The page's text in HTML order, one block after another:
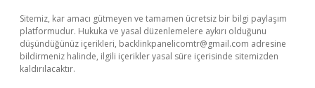
Sitemiz, kar amacı gütmeyen ve tamamen ücretsiz bir bilgi paylaşım
platformudur. Hukuka ve yasal düzenlemelere aykırı olduğunu
düşündüğünüz içerikleri, backlinkpanelicomtr@gmail.com adresine
bildirmeniz halinde, ilgili içerikler yasal süre içerisinde sitemizden
kaldırılacaktır.